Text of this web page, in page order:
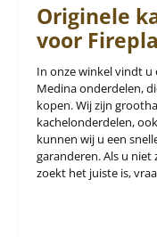
Originele
voor
In onze winkel vindt u
Medina onderdelen,
kopen. Wij zijn
kachelonderdelen,
kunnen wij u een
garanderen. Als u
zoekt het juiste is,